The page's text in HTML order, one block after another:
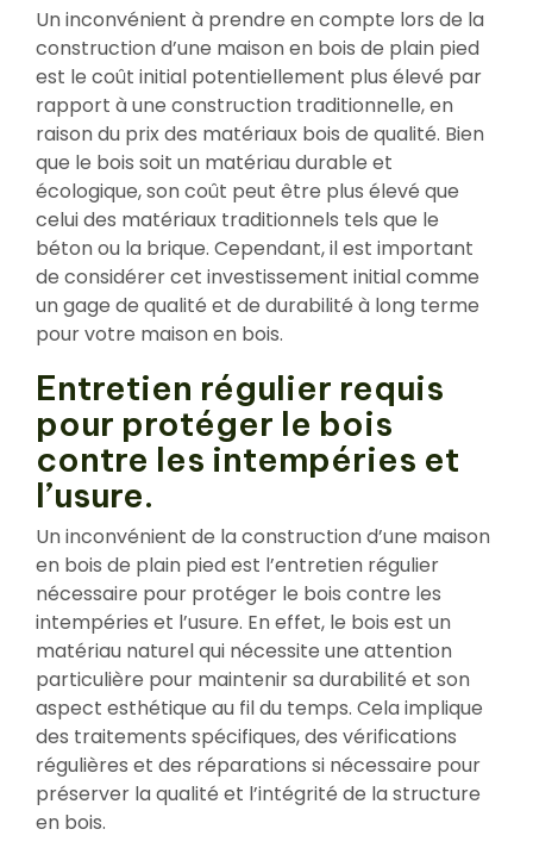
Un inconvénient à prendre en compte lors de la
construction d’une maison en bois de plain pied
est le coût initial potentiellement plus élevé par
rapport à une construction traditionnelle, en
raison du prix des matériaux bois de qualité. Bien
que le bois soit un matériau durable et
écologique, son coût peut être plus élevé que
celui des matériaux traditionnels tels que le
béton ou la brique. Cependant, il est important
de considérer cet investissement initial comme
un gage de qualité et de durabilité à long terme
pour votre maison en bois.
Entretien régulier requis
pour protéger le bois
contre les intempéries et
l’usure.
Un inconvénient de la construction d’une maison
en bois de plain pied est l’entretien régulier
nécessaire pour protéger le bois contre les
intempéries et l’usure. En effet, le bois est un
matériau naturel qui nécessite une attention
particulière pour maintenir sa durabilité et son
aspect esthétique au fil du temps. Cela implique
des traitements spécifiques, des vérifications
régulières et des réparations si nécessaire pour
préserver la qualité et l’intégrité de la structure
en bois.